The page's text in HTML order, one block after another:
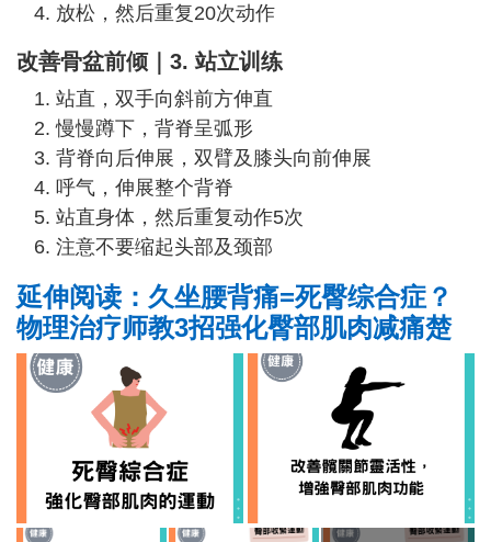
放松，然后重复20次动作
改善骨盆前倾｜3. 站立训练
站直，双手向斜前方伸直
慢慢蹲下，背脊呈弧形
背脊向后伸展，双臂及膝头向前伸展
呼气，伸展整个背脊
站直身体，然后重复动作5次
注意不要缩起头部及颈部
延伸阅读：久坐腰背痛=死臀综合症？
物理治疗师教3招强化臀部肌肉减痛楚